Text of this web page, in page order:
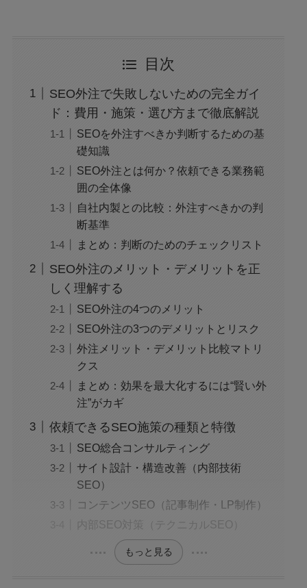
目次
SEO外注で失敗しないための完全ガイ
ド：費用・施策・選び方まで徹底解説
SEOを外注すべきか判断するための基
礎知識
SEO外注とは何か？依頼できる業務範
囲の全体像
自社内製との比較：外注すべきかの判
断基準
まとめ：判断のためのチェックリスト
SEO外注のメリット・デメリットを正
しく理解する
SEO外注の4つのメリット
SEO外注の3つのデメリットとリスク
外注メリット・デメリット比較マトリ
クス
まとめ：効果を最大化するには“賢い外
注”がカギ
依頼できるSEO施策の種類と特徴
SEO総合コンサルティング
サイト設計・構造改善（内部技術
SEO）
コンテンツSEO（記事制作・LP制作）
内部SEO対策（テクニカルSEO）
もっと見る